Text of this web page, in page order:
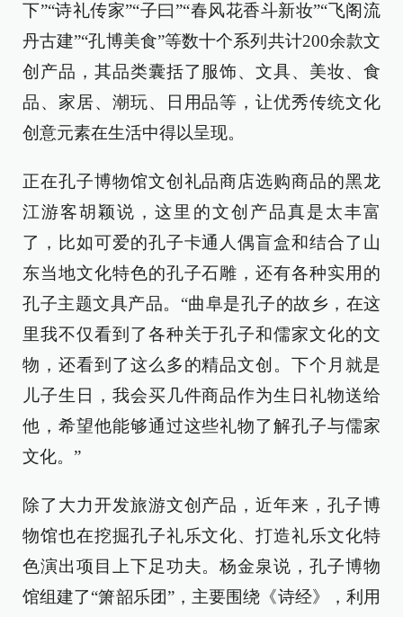
下”“诗礼传家”“子曰”“春风花香斗新妆”“飞阁流
丹古建”“孔博美食”等数十个系列共计200余款文
创产品，其品类囊括了服饰、文具、美妆、食
品、家居、潮玩、日用品等，让优秀传统文化
创意元素在生活中得以呈现。
正在孔子博物馆文创礼品商店选购商品的黑龙
江游客胡颖说，这里的文创产品真是太丰富
了，比如可爱的孔子卡通人偶盲盒和结合了山
东当地文化特色的孔子石雕，还有各种实用的
孔子主题文具产品。“曲阜是孔子的故乡，在这
里我不仅看到了各种关于孔子和儒家文化的文
物，还看到了这么多的精品文创。下个月就是
儿子生日，我会买几件商品作为生日礼物送给
他，希望他能够通过这些礼物了解孔子与儒家
文化。”
除了大力开发旅游文创产品，近年来，孔子博
物馆也在挖掘孔子礼乐文化、打造礼乐文化特
色演出项目上下足功夫。杨金泉说，孔子博物
馆组建了“箫韶乐团”，主要围绕《诗经》，利用